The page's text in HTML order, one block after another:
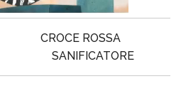
CROCE ROSSA
SANIFICATORE